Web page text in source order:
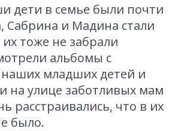
дети в семье были почти
Сабрина и Мадина стали
тоже не забрали
альбомы с
младших детей и
на улице заботливых мам
расстраивались, что в их
было.